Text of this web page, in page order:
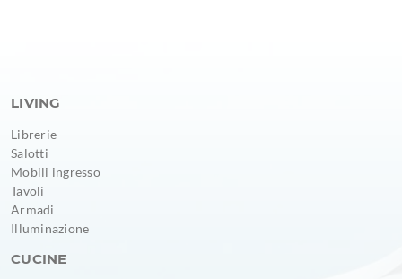
LIVING
Librerie
Salotti
Mobili ingresso
Tavoli
Armadi
Illuminazione
CUCINE